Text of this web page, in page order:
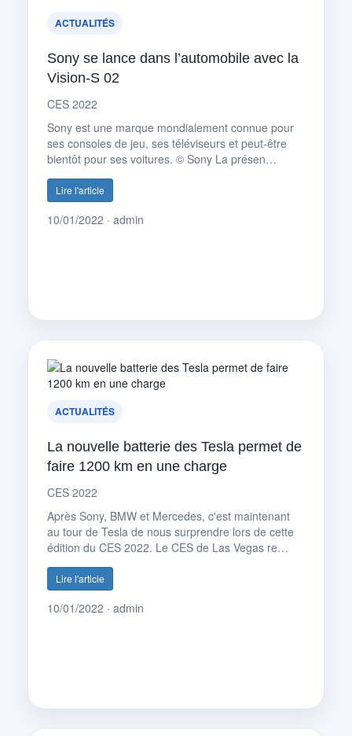
ACTUALITÉS
Sony se lance dans l’automobile avec la
Vision-S 02
CES 2022
Sony est une marque mondialement connue pour
ses consoles de jeu, ses téléviseurs et peut-être
bientôt pour ses voitures. © Sony La présen…
Lire l'article
10/01/2022 · admin
ACTUALITÉS
La nouvelle batterie des Tesla permet de
faire 1200 km en une charge
CES 2022
Après Sony, BMW et Mercedes, c'est maintenant
au tour de Tesla de nous surprendre lors de cette
édition du CES 2022. Le CES de Las Vegas re…
Lire l'article
10/01/2022 · admin